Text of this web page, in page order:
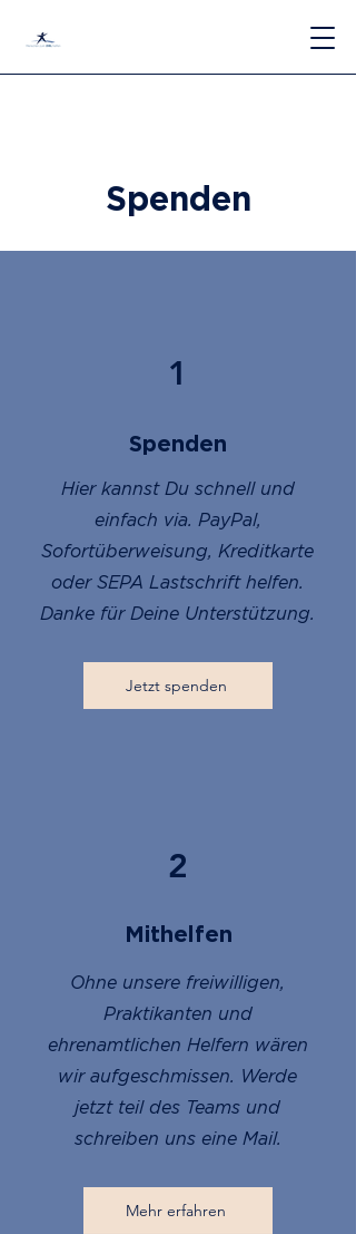
Spenden
1
Spenden
Hier kannst Du schnell und
einfach via. PayPal,
Sofortüberweisung, Kreditkarte
oder SEPA Lastschrift helfen.
Danke für Deine Unterstützung.
Jetzt spenden
2
Mithelfen
Ohne unsere freiwilligen,
Praktikanten und
ehrenamtlichen Helfern wären
wir aufgeschmissen. Werde
jetzt teil des Teams und
schreiben uns eine Mail.
Mehr erfahren